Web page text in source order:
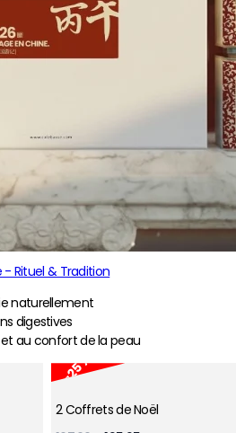
Rituel & Tradition
naturellement
digestives
au confort de la peau
-25 %
2 Coffrets de Noël